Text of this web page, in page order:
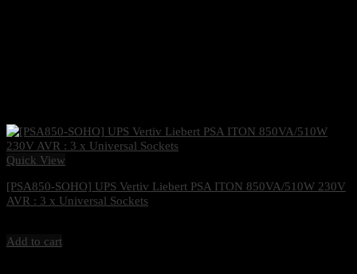
Quick View
[PSA850-SOHO] UPS Vertiv Liebert PSA ITON 850VA/510W 230V
AVR : 3 x Universal Sockets
Add to cart